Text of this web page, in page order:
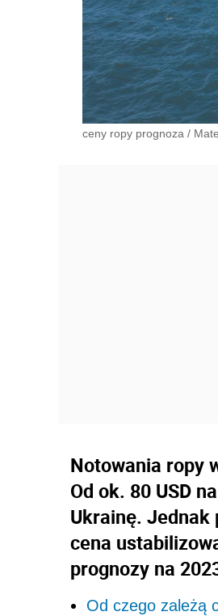
ceny ropy prognoza /
Notowania ropy
Od ok. 80 USD
Ukrainę.
cena
prognozy na
Od czego zależą